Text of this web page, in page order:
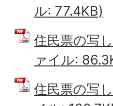
ル: 77.4KB)
住民票の写
ァイル:
住民票の写